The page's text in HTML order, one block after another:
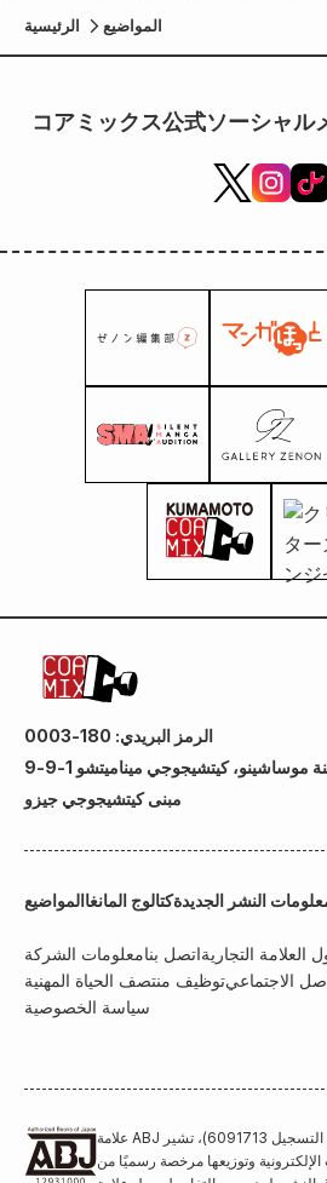
الرئيسية المواضيع
コアミックス公式ソーシャル
الرمز البريدي: 180-0003
موساشينو، كيتشيجوجي ميناميتشو 1-9-9
مبنى كيتشيجوجي جيزو
المواضيعكتالوج المانغاالنشر الجديدة
معلومات الشركةاتصل بناالعلامة التجارية
توظيف منتصف الحياة المهنيةالاجتماعي
سياسة الخصوصية
علامة ABJ هي علامة تجارية مسجلة (رقم التسجيل 6091713)، تشير
وتوزيعها مرخصة رسميًا من